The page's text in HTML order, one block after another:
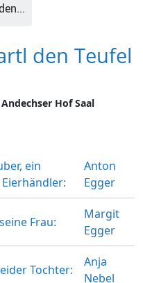
den Teufel
Hof Saal
ein
Anton
Egger
Frau:
Margit
Egger
Tochter:
Anja
Nebel